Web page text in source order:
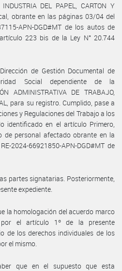
DEL PAPEL, CARTON Y
obrante en las páginas 03/04 del
APN-DGD#MT de los autos de
223 bis de la Ley N° 20.744
de Gestión Documental de
Social dependiente de la
ADMINISTRATIVA DE TRABAJO,
para su registro. Cumplido, pase a
y Regulaciones del Trabajo a los
identificado en el artículo Primero,
de personal afectado obrante en la
2024-66921850-APN-DGD#MT de
partes signatarias. Posteriormente,
expediente.
la homologación del acuerdo marco
el artículo 1º de la presente
de los derechos individuales de los
el mismo.
que en el supuesto que esta